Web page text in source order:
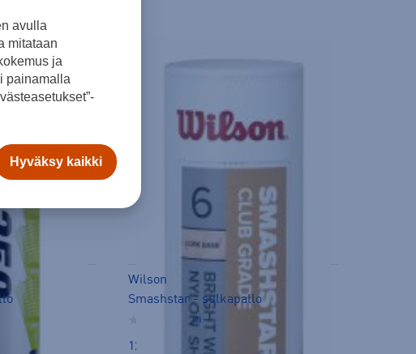
Wilson
Smashstar - sulkapallo
(0)
12,99 €
avulla
mitataan
ja
painamalla
Hyväksy kaikki